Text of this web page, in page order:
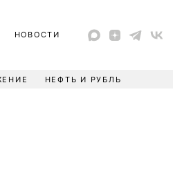
НОВОСТИ
НЕФТЬ И РУБЛЬ